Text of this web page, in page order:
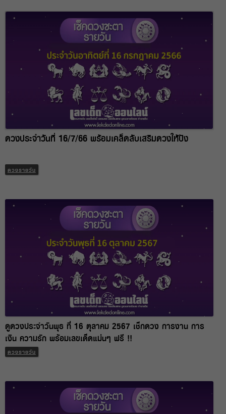
ดวงประจำวันที่ 16/7/66 พร้อมเคล็ดลับเสริมดวงให้ปัง
ดวงรายวัน
ดูดวงประจำวันพุธ ที่ 16 ตุลาคม 2567 เช็กดวง การงาน การ
เงิน ความรัก พร้อมเลขเด็ดแม่นๆ ฟรี !!
ดวงรายวัน